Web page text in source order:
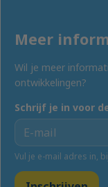
Meer
Wil je meer
ontwikkelingen?
Schrijf je in voor
Vul je e-mail adres in,